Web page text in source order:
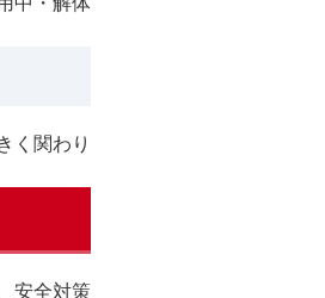
く関わり
安全対策